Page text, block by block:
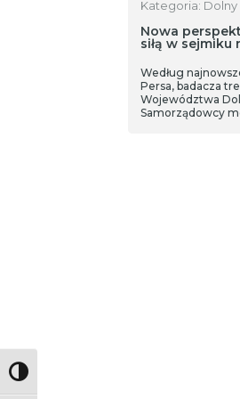
Toggle High Contrast
Kategoria: Dolny
Nowa
siłą w sejmiku
Według
Persa, badacza
Województwa
Samorządowcy